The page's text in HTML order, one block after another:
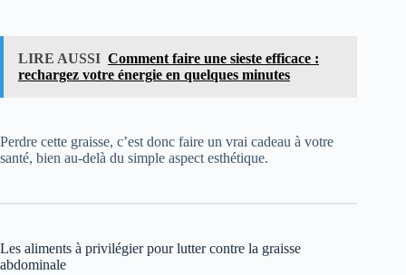
LIRE AUSSI Comment faire une sieste efficace :
rechargez votre énergie en quelques minutes
Perdre cette graisse, c’est donc faire un vrai cadeau à votre
santé, bien au-delà du simple aspect esthétique.
Les aliments à privilégier pour lutter contre la graisse
abdominale